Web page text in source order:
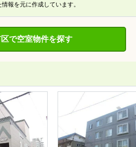
報を元に作成しています。
区で空室物件を探す